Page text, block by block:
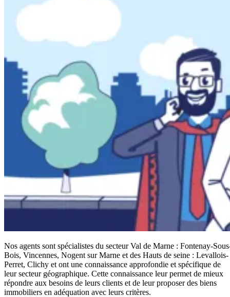
Nos agents sont spécialistes du secteur Val de Marne : Fontenay-
Bois, Vincennes, Nogent sur Marne et des Hauts de seine : Levallois-
Perret, Clichy et ont une connaissance approfondie et spécifique de
leur secteur géographique. Cette connaissance leur permet de mieux
répondre aux besoins de leurs clients et de leur proposer des biens
immobiliers en adéquation avec leurs critères.